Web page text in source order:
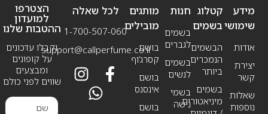
מידע
שימושי
אודות
יצירת
קשר
שאלות
נוספות
חנות
בשמים
לגברים
בשמים
לנשים
בשמי
נישה
קטלוג
בשמים
הבשמים
הנמכרים
ביותר
בשמים
מיניאטורים
מותגים
מובילים
בושם
קסרג’וף
בושם
אינסנס
בושם
לכל שאלה
1-700-507-060
support@callperfume.co.il
הצטרפו
למועדון
ההטבות שלנו
וקבלו עדכונים
על קופונים
ומבצעים
שווים לפני כולם